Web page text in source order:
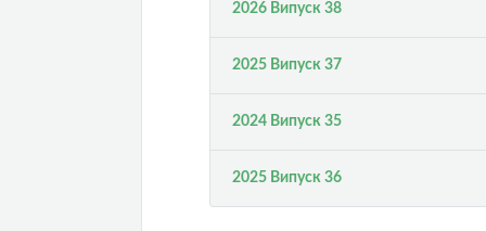
2026 Випуск 38
2025 Випуск 37
2024 Випуск 35
2025 Випуск 36